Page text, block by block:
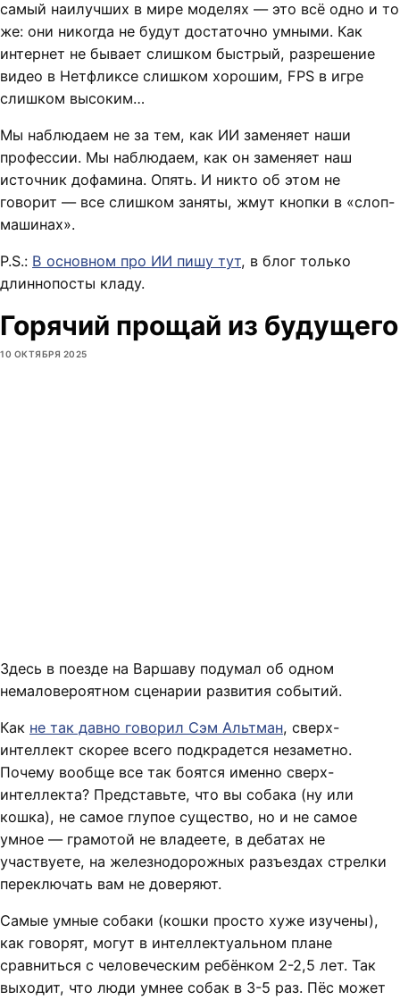
самый наилучших в мире моделях — это всё одно и то
же: они никогда не будут достаточно умными. Как
интернет не бывает слишком быстрый, разрешение
видео в Нетфликсе слишком хорошим, FPS в игре
слишком высоким…
Мы наблюдаем не за тем, как ИИ заменяет наши
профессии. Мы наблюдаем, как он заменяет наш
источник дофамина. Опять. И никто об этом не
говорит — все слишком заняты, жмут кнопки в «слоп-
машинах».
P.S.: В основном про ИИ пишу тут, в блог только
длиннопосты кладу.
Горячий прощай из будущего
10 ОКТЯБРЯ 2025
Здесь в поезде на Варшаву подумал об одном
немаловероятном сценарии развития событий.
Как не так давно говорил Сэм Альтман, сверх-
интеллект скорее всего подкрадется незаметно.
Почему вообще все так боятся именно сверх-
интеллекта? Представьте, что вы собака (ну или
кошка), не самое глупое существо, но и не самое
умное — грамотой не владеете, в дебатах не
участвуете, на железнодорожных разъездах стрелки
переключать вам не доверяют.
Самые умные собаки (кошки просто хуже изучены),
как говорят, могут в интеллектуальном плане
сравниться с человеческим ребёнком 2-2,5 лет. Так
выходит, что люди умнее собак в 3-5 раз. Пёс может